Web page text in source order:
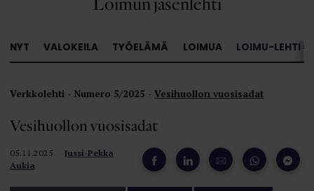
NYT VALOKEILA TYÖELÄMÄ LOIMUA LOIMU-LEHTI »
Verkkolehti Numero 5/2025 Vesihuollon vuosisadat
Vesihuollon vuosisadat
05.11.2025
Jussi-Pekka
Aukia